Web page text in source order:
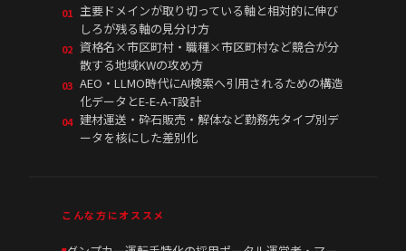
01 主要ドメインが取り切っている軸と相対的に伸び
しろが残る軸の見分け方
02 資格名×市区町村・職種×市区町村など競合が分
散する地域KWの攻め方
03 AEO・LLMO時代にAI検索へ引用されるための構造
化データとE-E-A-T設計
04 建材運送・砕石販売・解体など勤務先タイプ別デ
ータを核にした差別化
こんな方にオススメ